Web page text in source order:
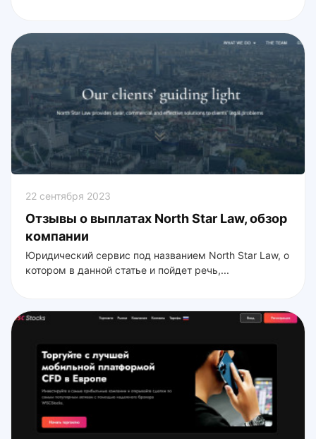
22 сентября 2023
Отзывы о выплатах North Star Law, обзор
компании
Юридический сервис под названием North Star Law, о
котором в данной статье и пойдет речь,...